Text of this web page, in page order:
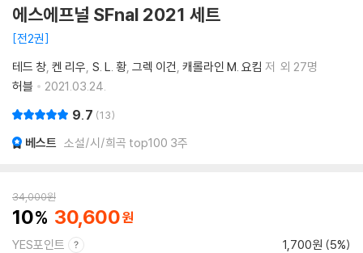
에스에프널 SFnal 2021 세트
전2권
테드 창 켄 리우 S. L. 황 그렉 이건 캐롤라인 M. 요킴 저 외 27명
허블
2021.03.24.
9.7 13
베스트 소설/시/희곡 top100 3주
34,000원
10 30,600
YES포인트 1,700원 (5%)